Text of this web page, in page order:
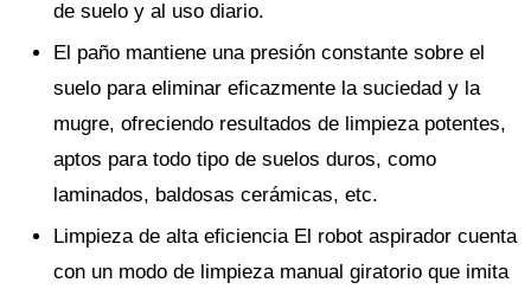
de suelo y al uso diario.
El paño mantiene una presión constante sobre el
suelo para eliminar eficazmente la suciedad y la
mugre, ofreciendo resultados de limpieza potentes,
aptos para todo tipo de suelos duros, como
laminados, baldosas cerámicas, etc.
Limpieza de alta eficiencia El robot aspirador cuenta
con un modo de limpieza manual giratorio que imita